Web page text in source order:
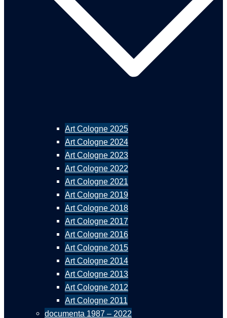
Art Cologne 2025
Art Cologne 2024
Art Cologne 2023
Art Cologne 2022
Art Cologne 2021
Art Cologne 2019
Art Cologne 2018
Art Cologne 2017
Art Cologne 2016
Art Cologne 2015
Art Cologne 2014
Art Cologne 2013
Art Cologne 2012
Art Cologne 2011
documenta 1987 – 2022